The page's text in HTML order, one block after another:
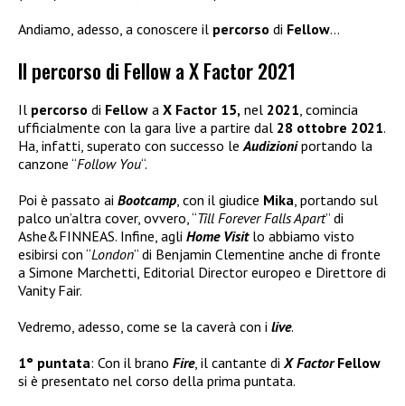
Andiamo, adesso, a conoscere il percorso di Fellow…
Il percorso di Fellow a X Factor 2021
Il percorso di Fellow a X Factor 15, nel 2021 , comincia
ufficialmente con la gara live a partire dal 28 ottobre 2021.
Ha, infatti, superato con successo le Audizioniportando la
canzone “Follow You“.
Poi è passato ai Bootcamp , con il giudice Mika , portando sul
palco un’altra cover, ovvero, “Till Forever Falls Apart” di
Ashe&FINNEAS. Infine, agli Home Visitlo abbiamo visto
esibirsi con “London” di Benjamin Clementine anche di fronte
a Simone Marchetti, Editorial Director europeo e Direttore di
Vanity Fair.
Vedremo, adesso, come se la caverà con i live.
1° puntata: Con il brano Fire, il cantante di X Factor Fellow
si è presentato nel corso della prima puntata.